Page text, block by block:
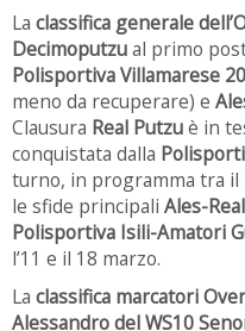
La classifica generale
Decimoputzual primo
Polisportiva Villamarese
meno da recuperare) e
Clausura Real Putzuè in
conquistata dalla
turno, in programma tra
le sfide principali Ales-
Polisportiva Isili-Amatori
l’11 e il 18 marzo.
La classifica marcatori
Alessandro del WS10